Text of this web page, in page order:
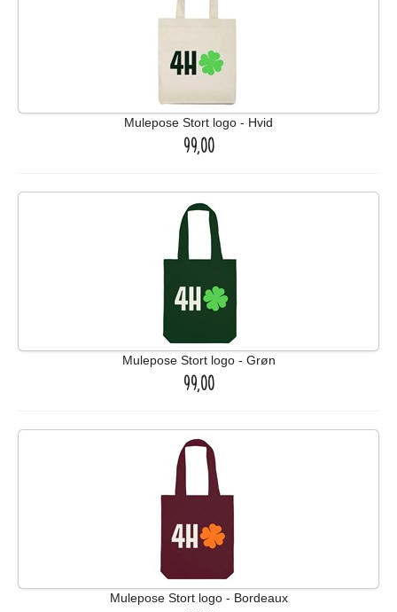
Mulepose Stort logo - Hvid
99,00
Mulepose Stort logo - Grøn
99,00
Mulepose Stort logo - Bordeaux